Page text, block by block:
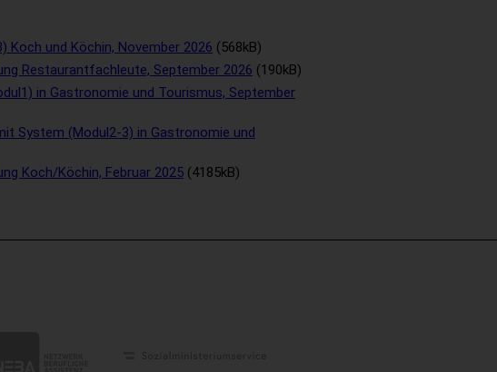
und Köchin, November 2026 (568kB)
Restaurantfachleute, September 2026 (190kB)
in Gastronomie und Tourismus, September
System (Modul2-3) in Gastronomie und
Koch/Köchin, Februar 2025 (4185kB)